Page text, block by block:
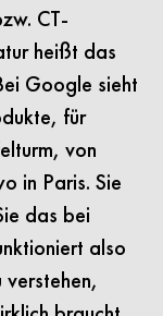
CT-
heißt das
Google sieht
für
von
in Paris. Sie
das bei
also